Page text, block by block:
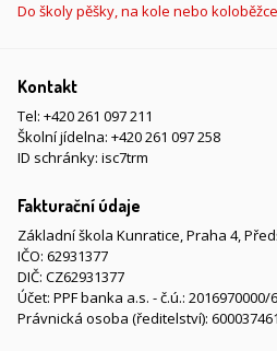
Do školy pěšky, na kole nebo
Kontakt
Tel: +420 261 097 211
Školní jídelna: +420 261 097 258
ID schránky: isc7trm
Fakturační údaje
Základní škola Kunratice, Praha 4,
IČO: 62931377
DIČ: CZ62931377
Účet: PPF banka a.s. - č.ú.: 2016970000/
Právnická osoba (ředitelství): 600037461